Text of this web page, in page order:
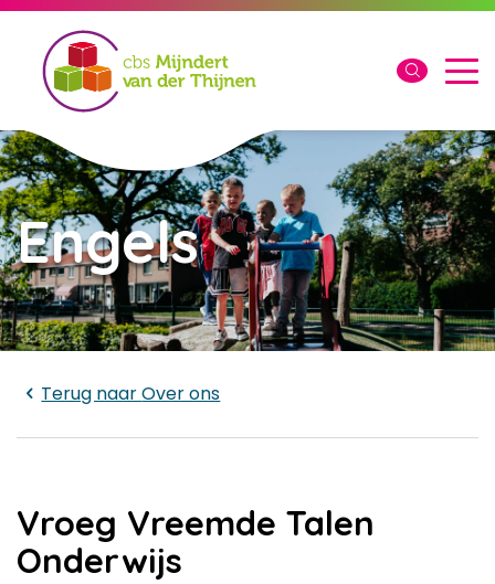
Laden...
Engels
Terug naarOver ons
Vroeg Vreemde Talen
Onderwijs